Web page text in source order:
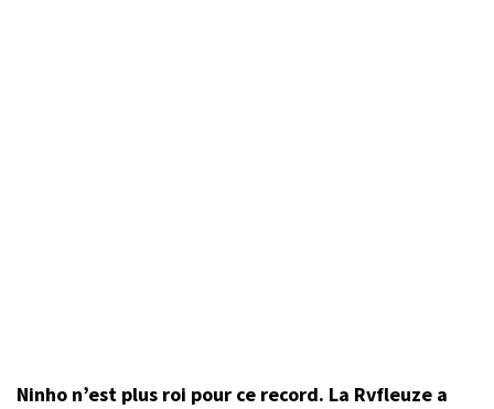
Ninho n’est plus roi pour ce record. La Rvfleuze a